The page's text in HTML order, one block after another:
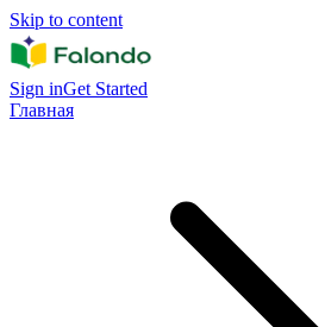
Skip to content
Sign inGet Started
Главная